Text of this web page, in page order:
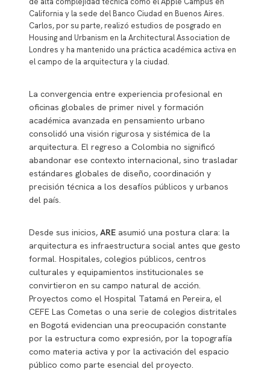
California y la sede del Banco Ciudad en Buenos Aires.
Carlos, por su parte, realizó estudios de posgrado en
Housing and Urbanism en la Architectural Association de
Londres y ha mantenido una práctica académica activa en
el campo de la arquitectura y la ciudad.
La convergencia entre experiencia profesional en
oficinas globales de primer nivel y formación
académica avanzada en pensamiento urbano
consolidó una visión rigurosa y sistémica de la
arquitectura. El regreso a Colombia no significó
abandonar ese contexto internacional, sino trasladar
estándares globales de diseño, coordinación y
precisión técnica a los desafíos públicos y urbanos
del país.
Desde sus inicios, ARE asumió una postura clara: la
arquitectura es infraestructura social antes que gesto
formal. Hospitales, colegios públicos, centros
culturales y equipamientos institucionales se
convirtieron en su campo natural de acción.
Proyectos como el Hospital Tatamá en Pereira, el
CEFE Las Cometas o una serie de colegios distritales
en Bogotá evidencian una preocupación constante
por la estructura como expresión, por la topografía
como materia activa y por la activación del espacio
público como parte esencial del proyecto.